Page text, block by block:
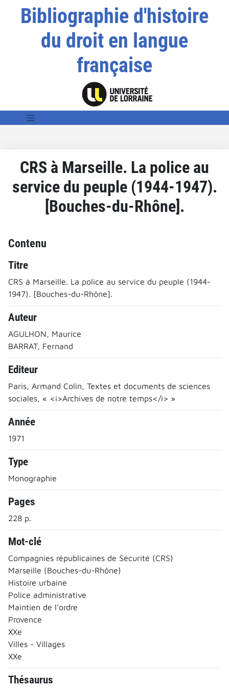
Bibliographie d'histoire
du droit en langue
française
CRS à Marseille. La police au
service du peuple (1944-1947).
[Bouches-du-Rhône].
Contenu
Titre
CRS à Marseille. La police au service du peuple (1944-
1947). [Bouches-du-Rhône].
Auteur
AGULHON, Maurice
BARRAT, Fernand
Editeur
Paris, Armand Colin, Textes et documents de sciences
sociales, « <i>Archives de notre temps</i> »
Année
1971
Type
Monographie
Pages
228 p.
Mot-clé
Compagnies républicaines de Sécurité (CRS)
Marseille (Bouches-du-Rhône)
Histoire urbaine
Police administrative
Maintien de l'ordre
Provence
XXe
Villes - Villages
XXe
Thésaurus